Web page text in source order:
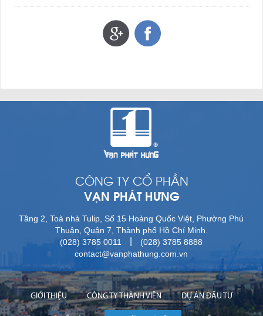
CÔNG TY CỔ PHẦN
VẠN PHÁT HƯNG
Tầng 2, Toà nhà Tulip, Số 15 Hoàng Quốc Việt, Phường Phú
Thuận, Quận 7, Thành phố Hồ Chí Minh.
(028) 3785 0011
(028) 3785 8888
contact@vanphathung.com.vn
GIỚI THIỆU CÔNG TY THÀNH VIÊN DỰ ÁN ĐẦU TƯ